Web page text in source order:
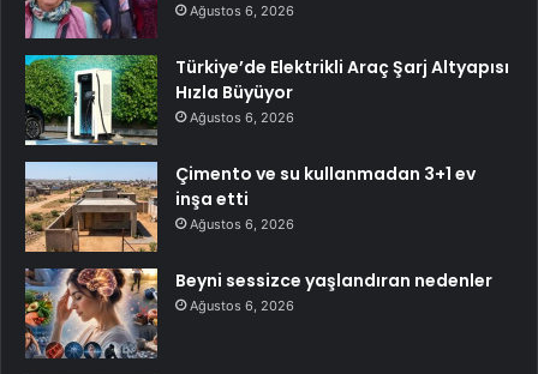
Ağustos 6, 2026
Türkiye’de Elektrikli Araç Şarj Altyapısı
Hızla Büyüyor
Ağustos 6, 2026
Çimento ve su kullanmadan 3+1 ev
inşa etti
Ağustos 6, 2026
Beyni sessizce yaşlandıran nedenler
Ağustos 6, 2026